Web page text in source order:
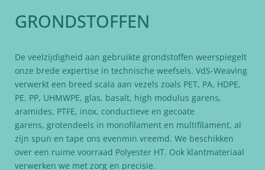
GRONDSTOFFEN
De veelzijdigheid aan gebruikte grondstoffen weerspiegelt
onze brede expertise in technische weefsels. VdS-Weaving
verwerkt een breed scala aan vezels zoals PET, PA, HDPE,
PE, PP, UHMWPE, glas, basalt, high modulus garens,
aramides, PTFE, inox, conductieve en gecoate
garens, grotendeels in monofilament en multifilament, al
zijn spun en tape ons evenmin vreemd. We beschikken
over een ruime voorraad Polyester HT. Ook klantmateriaal
verwerken we met zorg en precisie.